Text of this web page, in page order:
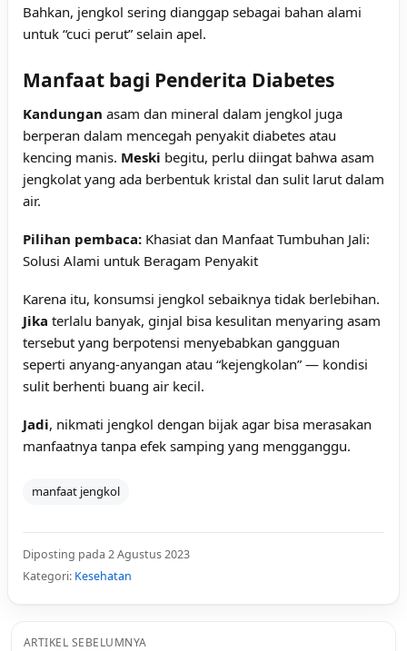
Bahkan, jengkol sering dianggap sebagai bahan alami
untuk “cuci perut” selain apel.
Manfaat bagi Penderita Diabetes
Kandungan asam dan mineral dalam jengkol juga
berperan dalam mencegah penyakit diabetes atau
kencing manis. Meski begitu, perlu diingat bahwa asam
jengkolat yang ada berbentuk kristal dan sulit larut dalam
air.
Pilihan pembaca: Khasiat dan Manfaat Tumbuhan Jali:
Solusi Alami untuk Beragam Penyakit
Karena itu, konsumsi jengkol sebaiknya tidak berlebihan.
Jika terlalu banyak, ginjal bisa kesulitan menyaring asam
tersebut yang berpotensi menyebabkan gangguan
seperti anyang-anyangan atau “kejengkolan” — kondisi
sulit berhenti buang air kecil.
Jadi, nikmati jengkol dengan bijak agar bisa merasakan
manfaatnya tanpa efek samping yang mengganggu.
manfaat jengkol
Diposting pada 2 Agustus 2023
Kategori: Kesehatan
ARTIKEL SEBELUMNYA